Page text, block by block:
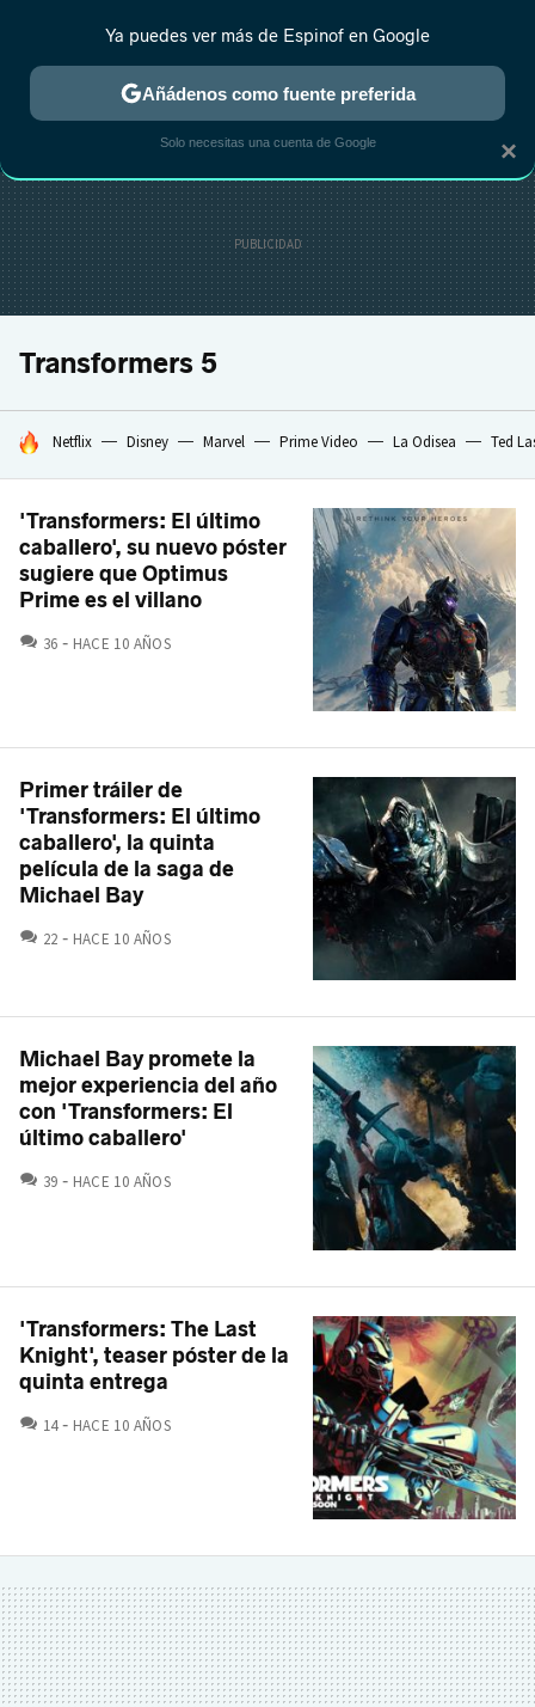
ESTRENOS REALITY ANIME RANKINGS CINE
Transformers 5
HOY SE HABLA DE
Netflix Disney Marvel Prime Video La Odisea Ted
'Transformers: El último
caballero', su nuevo póster
sugiere que Optimus
Prime es el villano
36 COMENTARIOS
HACE 10 AÑOS
Primer tráiler de
'Transformers: El último
caballero', la quinta
película de la saga de
Michael Bay
22 COMENTARIOS
HACE 10 AÑOS
Michael Bay promete la
mejor experiencia del año
con 'Transformers: El
último caballero'
39 COMENTARIOS
HACE 10 AÑOS
'Transformers: The Last
Knight', teaser póster de la
quinta entrega
14 COMENTARIOS
HACE 10 AÑOS
×
Ya puedes ver más de Espinof en Google
Añádenos como fuente preferida
Solo necesitas una cuenta de Google